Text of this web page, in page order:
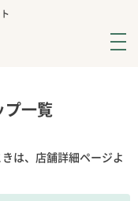
プ一覧
は、店舗詳細ページよ